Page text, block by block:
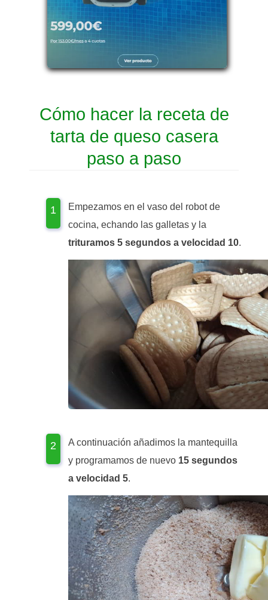
Cómo hacer la receta de
tarta de queso casera
paso a paso
Empezamos en el vaso del robot de
cocina, echando las galletas y la
trituramos 5 segundos a velocidad 10.
A continuación añadimos la mantequilla
y programamos de nuevo 15 segundos
a velocidad 5.